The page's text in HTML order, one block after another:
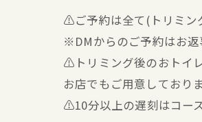
⚠️ご予約は全て(トリミン
※DMからのご予約はお
⚠️トリミング後のおトイ
お店でもご用意しており
⚠️10分以上の遅刻はコー